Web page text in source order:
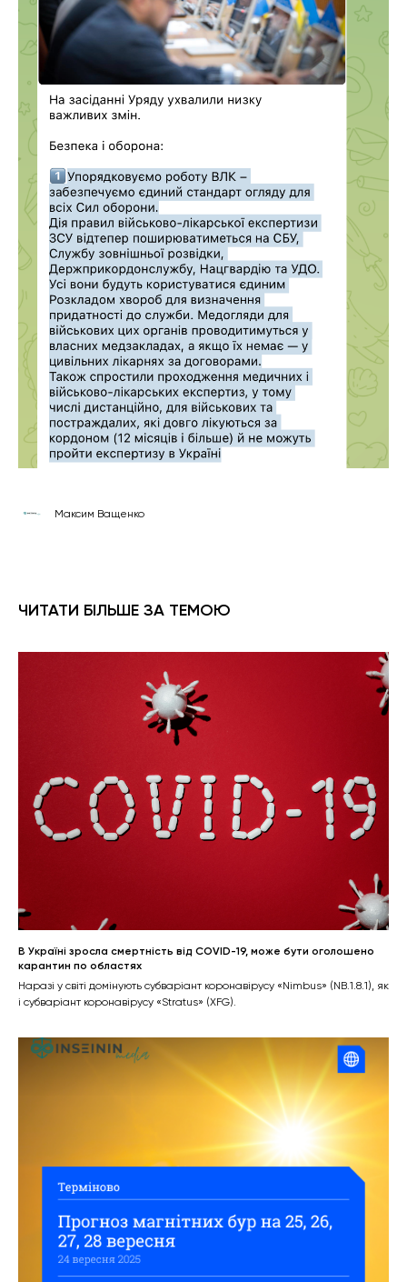
Максим Ващенко
ЧИТАТИ БІЛЬШЕ ЗА ТЕМОЮ
В Україні зросла смертність від COVID-19, може бути оголошено
карантин по областях
Наразі у світі домінують субваріант коронавірусу «Nimbus» (NB.1.8.1), як
і субваріант коронавірусу «Stratus» (XFG).